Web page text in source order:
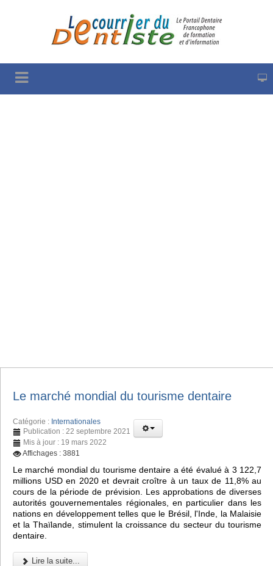
Le marché mondial du tourisme dentaire
Catégorie : Internationales
Publication : 22 septembre 2021
Mis à jour : 19 mars 2022
Affichages : 3881
Le marché mondial du tourisme dentaire a été évalué à 3 122,7
millions USD en 2020 et devrait croître à un taux de 11,8% au
cours de la période de prévision. Les approbations de diverses
autorités gouvernementales régionales, en particulier dans les
nations en développement telles que le Brésil, l'Inde, la Malaisie
et la Thaïlande, stimulent la croissance du secteur du tourisme
dentaire.
Lire la suite...